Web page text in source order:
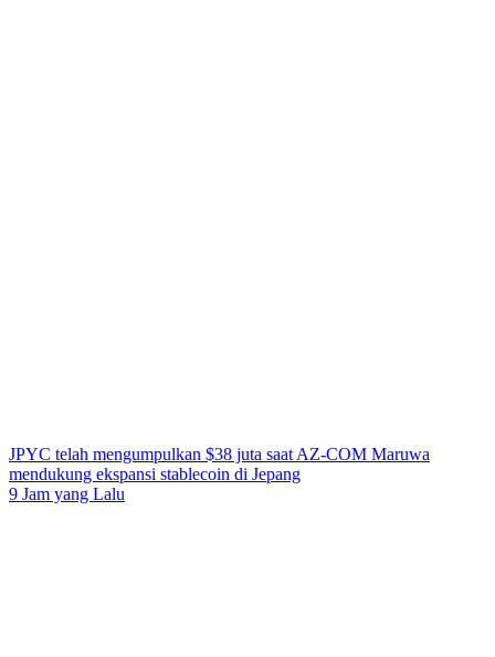
JPYC telah mengumpulkan $38 juta saat AZ-COM Maruwa
mendukung ekspansi stablecoin di Jepang
9 Jam yang Lalu